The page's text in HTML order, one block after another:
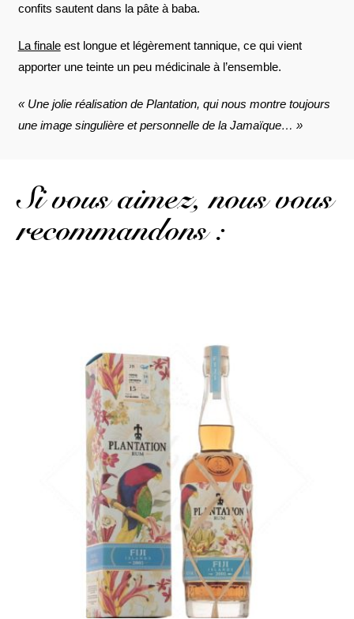
confits sautent dans la pâte à baba.
La finaleest longue et légèrement tannique, ce qui vient
apporter une teinte un peu médicinale à l’ensemble.
« Une jolie réalisation de Plantation, qui nous montre toujours
une image singulière et personnelle de la Jamaïque… »
Si vous aimez, nous vous
recommandons :